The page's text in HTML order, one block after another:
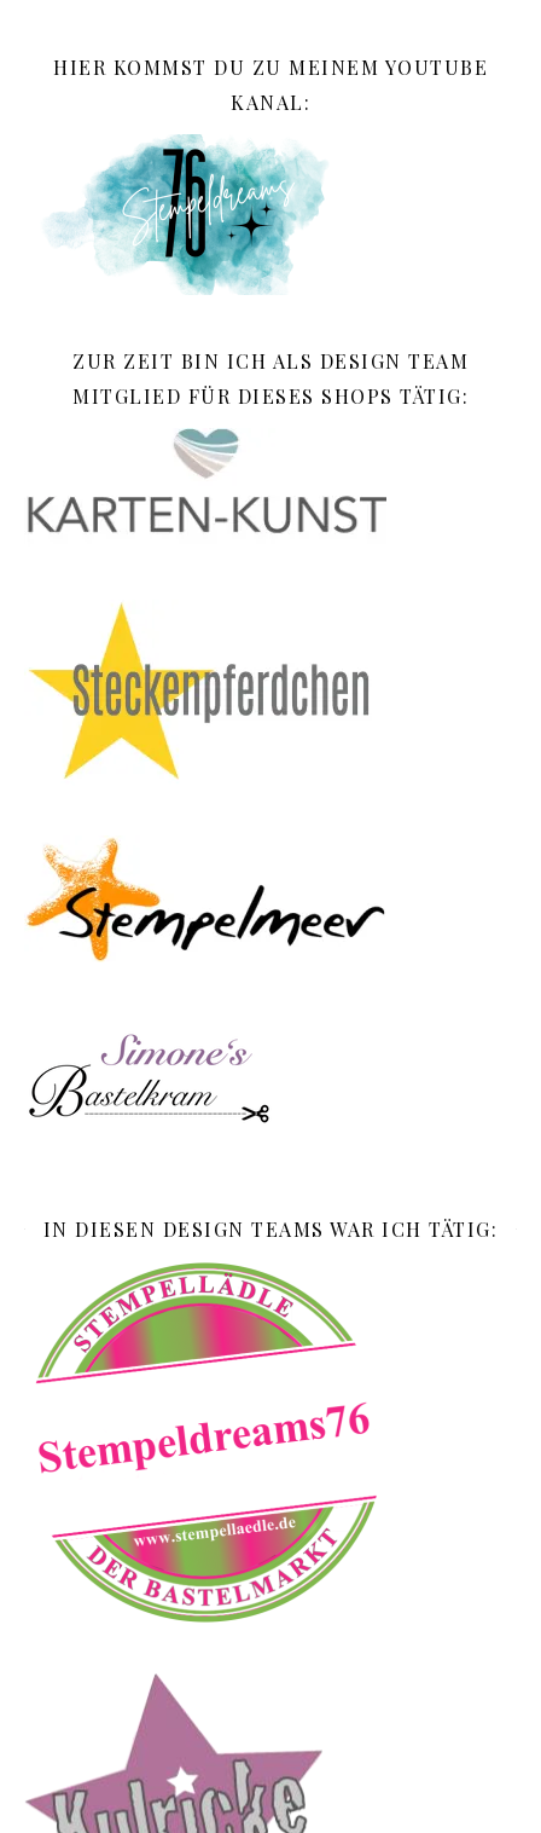
HIER KOMMST DU ZU MEINEM YOUTUBE
KANAL:
ZUR ZEIT BIN ICH ALS DESIGN TEAM
MITGLIED FÜR DIESES SHOPS TÄTIG:
IN DIESEN DESIGN TEAMS WAR ICH TÄTIG: